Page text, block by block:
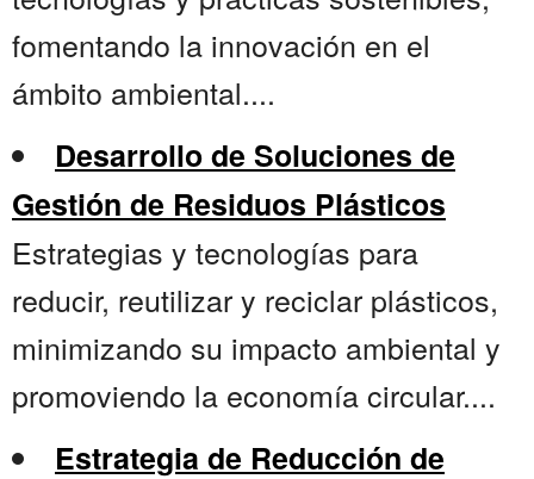
fomentando la innovación en el
ámbito ambiental....
Desarrollo de Soluciones de
Gestión de Residuos Plásticos
Estrategias y tecnologías para
reducir, reutilizar y reciclar plásticos,
minimizando su impacto ambiental y
promoviendo la economía circular....
Estrategia de Reducción de